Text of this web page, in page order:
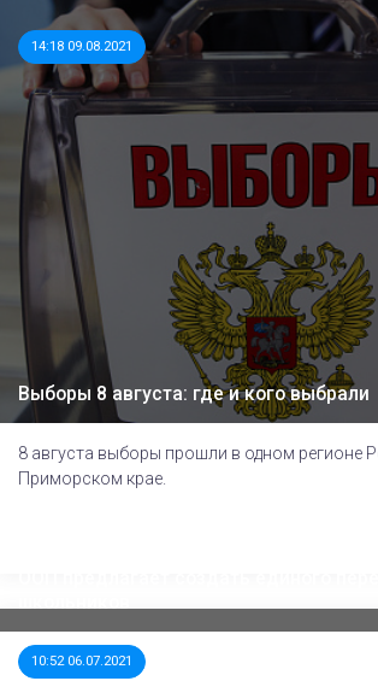
14:18 09.08.2021
Выборы 8 августа: где и кого выбрали
8 августа выборы прошли в одном регионе
Приморском крае.
10:52 06.07.2021